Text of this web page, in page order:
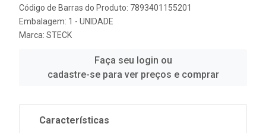
Código de Barras do Produto: 7893401155201
Embalagem: 1 - UNIDADE
Marca: STECK
Faça seu login ou
cadastre-se para ver preços e comprar
Características